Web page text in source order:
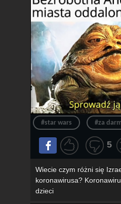
#star wars #za
5
Wiecie czym różni się
koronawirusa?
dzieci